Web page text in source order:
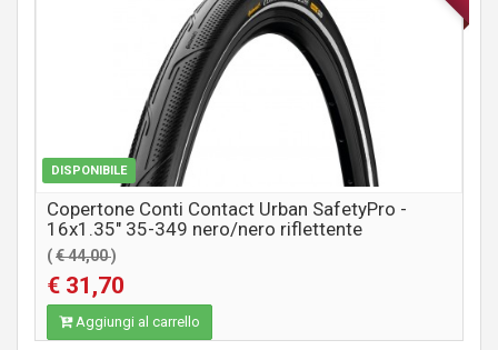
DISPONIBILE
Copertone Conti Contact Urban SafetyPro -
16x1.35" 35-349 nero/nero riflettente
(€ 44,00)
€ 31,70
Aggiungi al carrello